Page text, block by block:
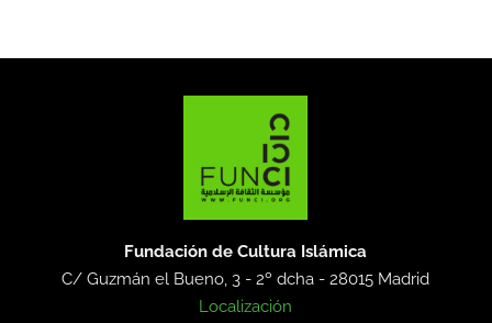
Fundación de Cultura Islámica
C/ Guzmán el Bueno, 3 - 2º dcha -28015 Madrid
Localización